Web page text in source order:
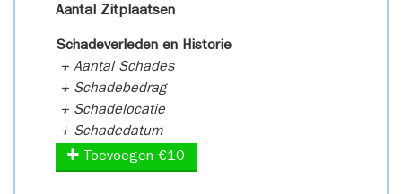
Aantal Zitplaatsen
Schadeverleden en Historie
+ Aantal Schades
+ Schadebedrag
+ Schadelocatie
+ Schadedatum
Toevoegen €10